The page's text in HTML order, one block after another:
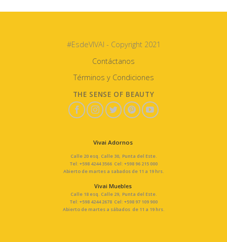
#EsdeVIVAI - Copyright 2021
Contáctanos
Términos y Condiciones
THE SENSE OF BEAUTY
Vivai Adornos
Calle 20 esq. Calle 30, Punta del Este.
Tel: +598 4244 3566 Cel: +598 96 215 000
Abierto de martes a sabados de 11 a 19 hrs.
Vivai Muebles
Calle 18 esq. Calle 29, Punta del Este.
Tel: +598 4244 2678 Cel: +598 97 109 900
Abierto de martes a sábados de 11 a 19 hrs.